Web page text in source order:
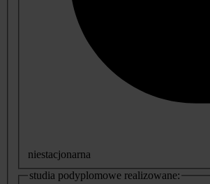
niestacjonarna
studia podyplomowe realizowane: